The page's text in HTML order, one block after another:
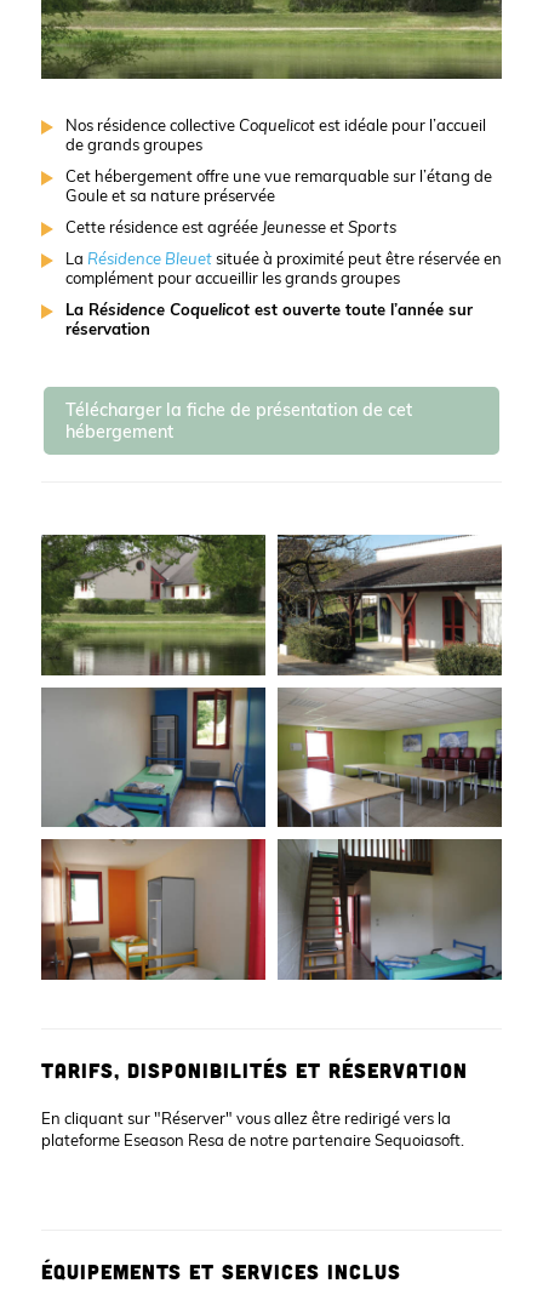
Nos résidence collective Coquelicotest idéale pour l’accueil
de grands groupes
Cet hébergement offre une vue remarquable sur l’étang de
Goule et sa nature préservée
Cette résidence est agréée Jeunesse et Sports
La Résidence Bleuetsituée à proximité peut être réservée en
complément pour accueillir les grands groupes
La Résidence Coquelicot est ouverte toute l’année sur
réservation
Télécharger la fiche de présentation de cet
hébergement
TARIFS, DISPONIBILITÉS ET RÉSERVATION
En cliquant sur "Réserver" vous allez être redirigé vers la
plateforme Eseason Resa de notre partenaire Sequoiasoft.
ÉQUIPEMENTS ET SERVICES INCLUS